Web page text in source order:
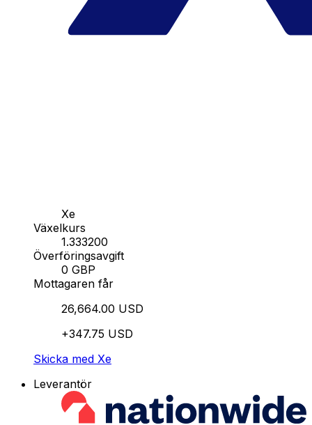
Xe
Växelkurs
1.333200
Överföringsavgift
0 GBP
Mottagaren får
26,664.00 USD
+347.75 USD
Skicka med Xe
Leverantör